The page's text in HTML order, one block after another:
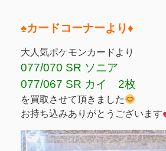
♠️カードコーナーより♦️
大人気ポケモンカードより
077/070 SR ソニア
077/067 SR カイ 2枚
を買取させて頂きました
お持ち込みありがとうございます